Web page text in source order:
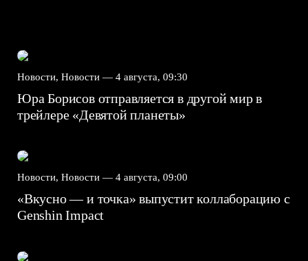
Новости, Новости — 4 августа, 09:30
Юра Борисов отправляется в другой мир в
трейлере «Девятой планеты»
Новости, Новости — 4 августа, 09:00
«Вкусно — и точка» выпустит коллаборацию с
Genshin Impact⁠⁠